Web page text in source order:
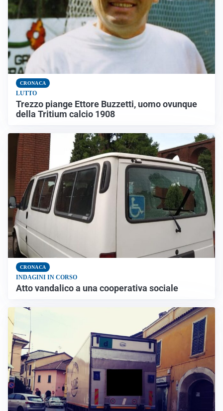
CRONACA
LUTTO
Trezzo piange Ettore Buzzetti, uomo ovunque
della Tritium calcio 1908
CRONACA
INDAGINI IN CORSO
Atto vandalico a una cooperativa sociale